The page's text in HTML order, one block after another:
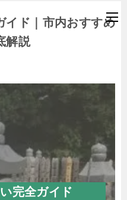
イド｜市内おすすめ
解説
完全ガイド